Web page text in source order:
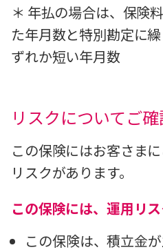
＊ 年払の場合は、保険
た年月数と特別勘定に
ずれか短い年月数
リスクについてご
この保険にはお客さま
リスクがあります。
この保険には、運用リ
この保険は、積立金